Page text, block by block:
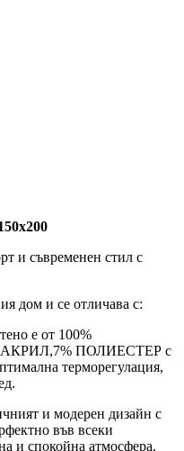
и съвременен стил с
дом и се отличава с:
е от 100%
АКРИЛ,7% ПОЛИЕСТЕР с
терморегулация,
и модерен дизайн с
във всеки
и спокойна атмосфера.